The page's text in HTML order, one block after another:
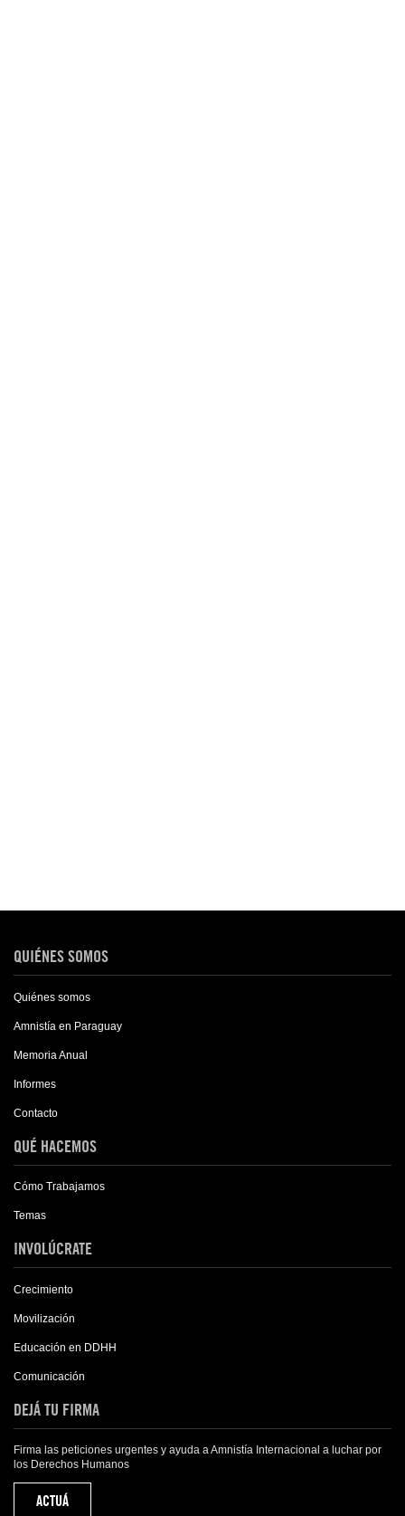
QUIÉNES SOMOS
Quiénes somos
Amnistía en Paraguay
Memoria Anual
Informes
Contacto
QUÉ HACEMOS
Cómo Trabajamos
Temas
INVOLÚCRATE
Crecimiento
Movilización
Educación en DDHH
Comunicación
DEJÁ TU FIRMA
Firma las peticiones urgentes y ayuda a Amnistía Internacional a luchar por
los Derechos Humanos
ACTUÁ